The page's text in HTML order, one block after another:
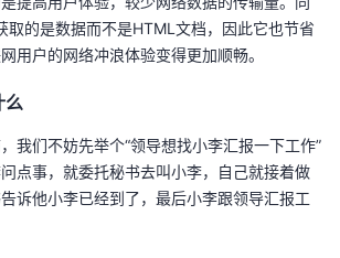
取的是数据而不是HTML文档，因此它也节省
用户的网络冲浪体验变得更加顺畅。
么
我们不妨先举个“领导想找小李汇报一下工作”
点事，就委托秘书去叫小李，自己就接着做
诉他小李已经到了，最后小李跟领导汇报工